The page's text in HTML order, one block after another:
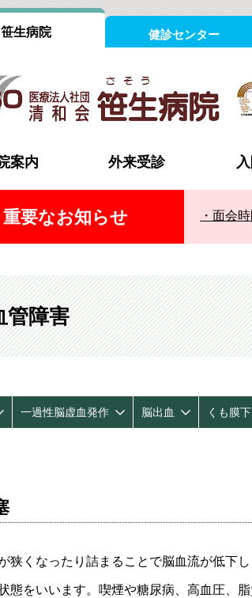
笹生病院 健診センター
案内
あいさつ
インフォメーション
外来受診
担当医表
内
（消化器）
内科
外科
内科
呼吸器外
科
乳腺外科
科
重要なお知らせ 面会
管障害
一過性脳虚血発作 脳出血 くも膜
狭くなったり詰まることで脳血流が低下
態をいいます。喫煙や糖尿病、高血圧、